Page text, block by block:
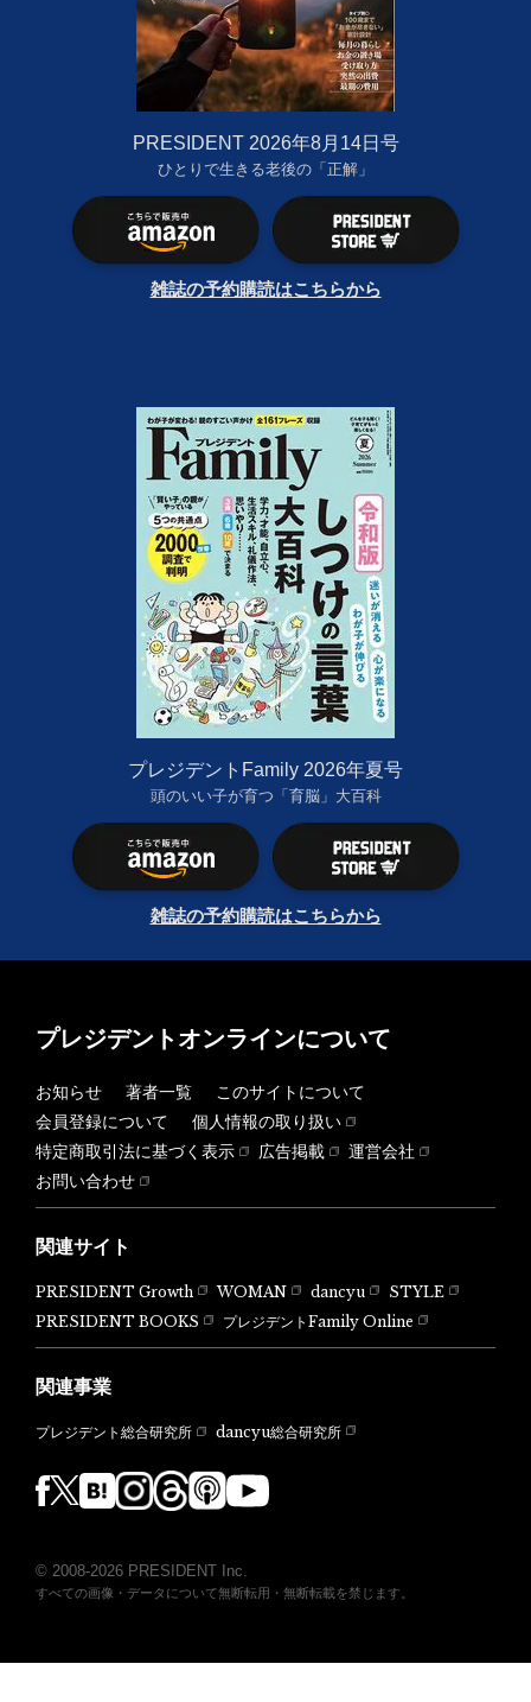
PRESIDENT 2026年8月14日号
ひとりで生きる老後の「正解」
雑誌の予約購読はこちらから
プレジデントFamily 2026年夏号
頭のいい子が育つ「育脳」大百科
雑誌の予約購読はこちらから
プレジデントオンラインについて
お知らせ 著者一覧
このサイトについて
会員登録について
個人情報の取り扱い
特定商取引法に基づく表示
広告掲載
運営会社
お問い合わせ
関連サイト
PRESIDENT Growth WOMAN dancyu
STYLE
PRESIDENT BOOKS
プレジデントFamily Online
関連事業
プレジデント総合研究所 dancyu総合研究所
© 2008-2026 PRESIDENT Inc.
すべての画像・データについて無断転用・無断転載を禁じます。